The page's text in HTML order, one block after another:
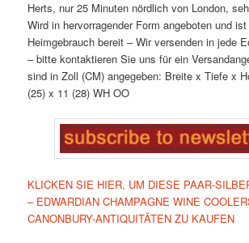
Herts, nur 25 Minuten nördlich von London,
Wird in hervorragender Form angeboten und
Heimgebrauch bereit – Wir versenden in jede
– bitte kontaktieren Sie uns für ein
sind in Zoll (CM) angegeben: Breite x Tiefe x
(25) x 11 (28) WH OO
KLICKEN SIE HIER, UM DIESE PAAR-
– EDWARDIAN CHAMPAGNE WINE
CANONBURY-ANTIQUITÄTEN ZU KAUFEN